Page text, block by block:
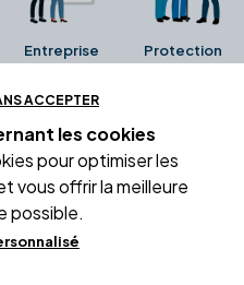
Entreprise Protection
de la fiche Google
Ils n'ont ni été collectés ni
Alexia.fr.
ACCEPTER
les cookies
pour optimiser les
vous offrir la meilleure
possible.